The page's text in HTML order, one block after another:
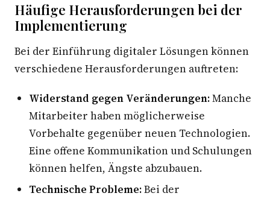
Häufige Herausforderungen bei der
Implementierung
Bei der Einführung digitaler Lösungen können
verschiedene Herausforderungen auftreten:
Widerstand gegen Veränderungen:Manche
Mitarbeiter haben möglicherweise
Vorbehalte gegenüber neuen Technologien.
Eine offene Kommunikation und Schulungen
können helfen, Ängste abzubauen.
Technische Probleme:Bei der